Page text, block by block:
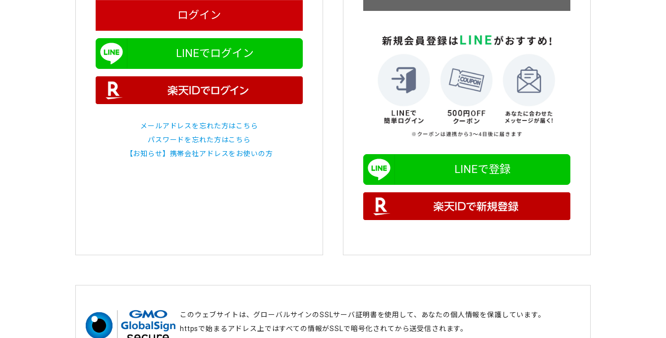
ログイン
LINEでログイン
メールアドレスを忘れた方はこちら
パスワードを忘れた方はこちら
【お知らせ】携帯会社アドレスをお使いの方
LINEで登録
このウェブサイトは、グローバルサインのSSLサーバ証明書を使用して、あなたの個人情報を保護しています。
httpsで始まるアドレス上ではすべての情報がSSLで暗号化されてから送受信されます。